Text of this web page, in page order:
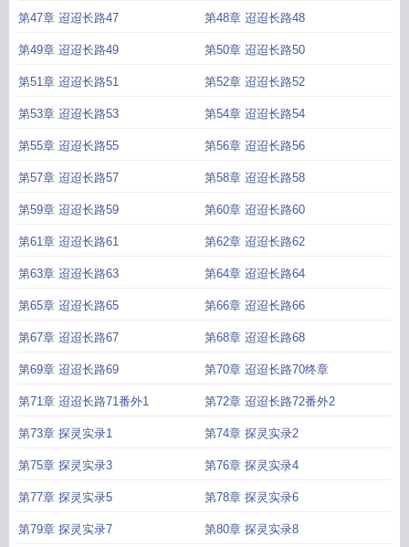
第47章 迢迢长路47 第48章 迢迢长路48
第49章 迢迢长路49 第50章 迢迢长路50
第51章 迢迢长路51 第52章 迢迢长路52
第53章 迢迢长路53 第54章 迢迢长路54
第55章 迢迢长路55 第56章 迢迢长路56
第57章 迢迢长路57 第58章 迢迢长路58
第59章 迢迢长路59 第60章 迢迢长路60
第61章 迢迢长路61 第62章 迢迢长路62
第63章 迢迢长路63 第64章 迢迢长路64
第65章 迢迢长路65 第66章 迢迢长路66
第67章 迢迢长路67 第68章 迢迢长路68
第69章 迢迢长路69 第70章 迢迢长路70终章
第71章 迢迢长路71番外1 第72章 迢迢长路72番外2
第73章 探灵实录1 第74章 探灵实录2
第75章 探灵实录3 第76章 探灵实录4
第77章 探灵实录5 第78章 探灵实录6
第79章 探灵实录7 第80章 探灵实录8